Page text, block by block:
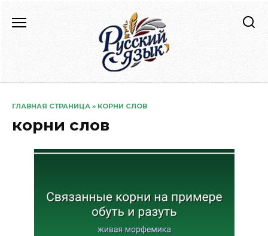
содержанию
ГЛАВНАЯ СТРАНИЦА » КОРНИ СЛОВ
корни слов